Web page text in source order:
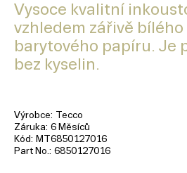
Vysoce kvalitní
vzhledem zářivě
barytového papíru. Je
bez kyselin.
Výrobce Tecco
Záruka 6 Měsíců
Kód
MT6850127016
Part No. 6850127016